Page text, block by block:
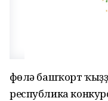
Өфөлә башҡорт
республика